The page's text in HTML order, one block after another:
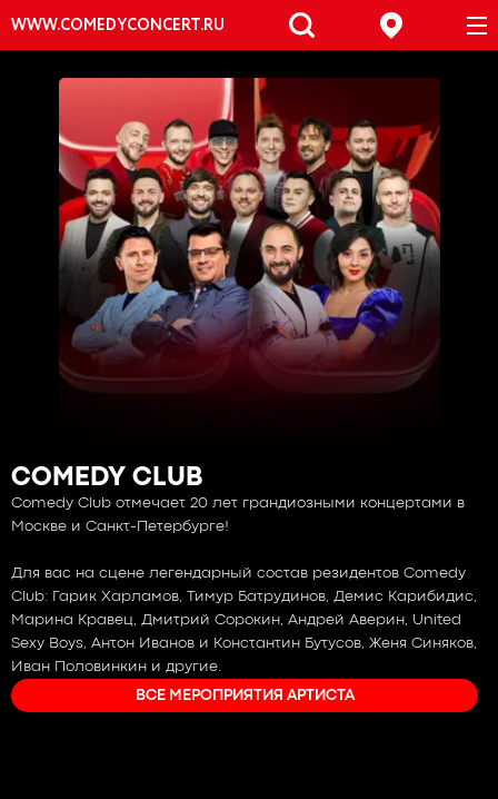
WWW.COMEDYCONCERT.RU
COMEDY CLUB
Comedy Club отмечает 20 лет грандиозными концертами в
Москве и Санкт-Петербурге​!
Для вас на сцене легендарный состав резидентов Comedy
Club: Гарик Харламов, Тимур Батрудинов, Демис Карибидис,
Марина Кравец, Дмитрий Сорокин, Андрей Аверин, United
Sexy Boys, Антон Иванов и Константин Бутусов, Женя Синяков,
Иван Половинкин и другие.
ВСЕ МЕРОПРИЯТИЯ АРТИСТА